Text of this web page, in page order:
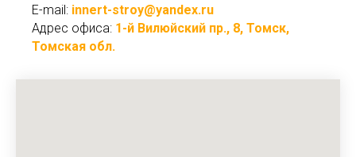
E-mail: innert-stroy@yandex.ru
Адрес офиса: 1-й Вилюйский пр., 8, Томск,
Томская обл.